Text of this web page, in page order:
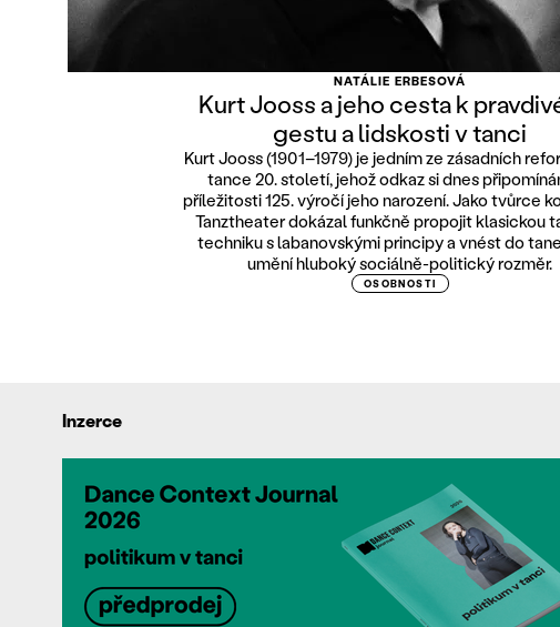
NATÁLIE ERBESOVÁ
Kurt Jooss a jeho cesta k
gestu a lidskosti v tanci
Kurt Jooss (1901–1979) je jedním ze zásadních
tance 20. století, jehož odkaz si dnes
příležitosti 125. výročí jeho narození. Jako tvůrce
Tanztheater dokázal funkčně propojit klasickou
techniku s labanovskými principy a vnést do
umění hluboký sociálně-politický rozměr.
OSOBNOSTI
Inzerce